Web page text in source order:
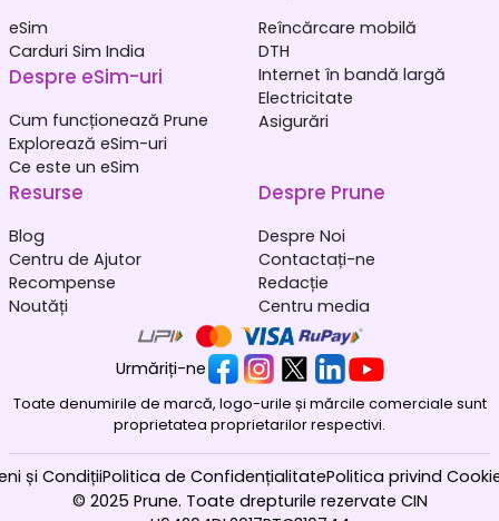
eSim
Carduri Sim India
Despre eSim-uri
Cum funcționează Prune
Explorează eSim-uri
Ce este un eSim
Reîncărcare mobilă
DTH
Internet în bandă largă
Electricitate
Asigurări
Resurse
Blog
Centru de Ajutor
Recompense
Noutăți
Despre Prune
Despre Noi
Contactați-ne
Redacție
Centru media
Urmăriți-ne
Toate denumirile de marcă, logo-urile și mărcile comerciale sunt
proprietatea proprietarilor respectivi.
© 2025 Prune. Toate drepturile rezervate CIN
și CondițiiPolitica de ConfidențialitatePolitica privind